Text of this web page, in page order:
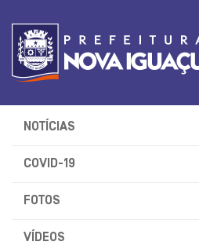
NOTÍCIAS
COVID-19
FOTOS
VÍDEOS